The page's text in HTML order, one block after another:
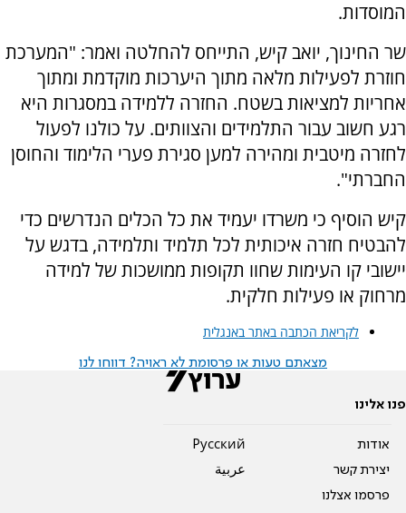
המוסדות.
שר החינוך, יואב קיש, התייחס להחלטה ואמר: "המערכת
חוזרת לפעילות מלאה מתוך היערכות מוקדמת ומתוך
אחריות למציאות בשטח. החזרה ללמידה במסגרות היא
רגע חשוב עבור התלמידים והצוותים. על כולנו לפעול
לחזרה מיטבית ומהירה למען סגירת פערי הלימוד והחוסן
החברתי".
קיש הוסיף כי משרדו יעמיד את כל הכלים הנדרשים כדי
להבטיח חזרה איכותית לכל תלמיד ותלמידה, בדגש על
יישובי קו העימות שחוו תקופות ממושכות של למידה
מרחוק או פעילות חלקית.
לקריאת הכתבה באתר באנגלית
מצאתם טעות או פרסומת לא ראויה? דווחו לנו
פנו אלינו
אודות
יצירת קשר
פרסמו אצלנו
Pусский
عربية